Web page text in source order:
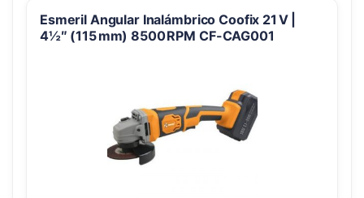
Esmeril Angular Inalámbrico Coofix 21 V |
4½″ (115 mm) 8500 RPM CF-CAG001